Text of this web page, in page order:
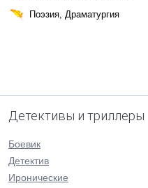
Поэзия, Драматургия
Детективы и триллеры
Боевик
Детектив
Иронические